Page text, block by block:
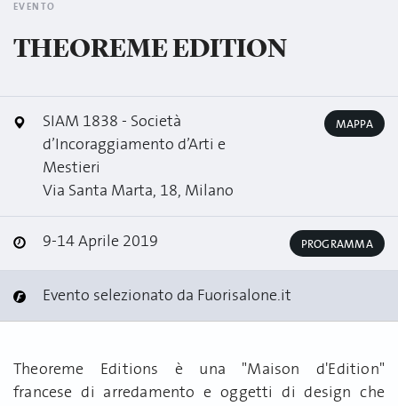
EVENTO
THEOREME EDITION
SIAM 1838 - Società
d’Incoraggiamento d’Arti e
Mestieri
Via Santa Marta, 18, Milano
MAPPA
9-14 Aprile 2019 PROGRAMMA
Evento selezionato da Fuorisalone.it
Theoreme Editions è una "Maison d'Edition"
francese di arredamento e oggetti di design che